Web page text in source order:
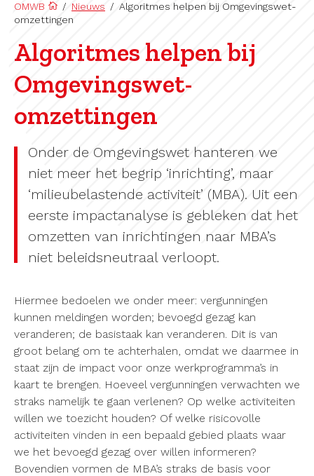
OMWB / Nieuws / Algoritmes helpen bij Omgevingswet-
omzettingen
Algoritmes helpen bij
Omgevingswet-
omzettingen
Onder de Omgevingswet hanteren we
niet meer het begrip ‘inrichting’, maar
‘milieubelastende activiteit’ (MBA). Uit een
eerste impactanalyse is gebleken dat het
omzetten van inrichtingen naar MBA’s
niet beleidsneutraal verloopt.
Hiermee bedoelen we onder meer: vergunningen
kunnen meldingen worden; bevoegd gezag kan
veranderen; de basistaak kan veranderen. Dit is van
groot belang om te achterhalen, omdat we daarmee in
staat zijn de impact voor onze werkprogramma’s in
kaart te brengen. Hoeveel vergunningen verwachten we
straks namelijk te gaan verlenen? Op welke activiteiten
willen we toezicht houden? Of welke risicovolle
activiteiten vinden in een bepaald gebied plaats waar
we het bevoegd gezag over willen informeren?
Bovendien vormen de MBA’s straks de basis voor